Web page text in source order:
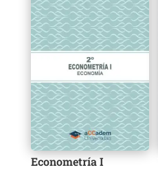
Econometría I